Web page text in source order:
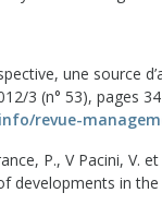
une source
3 (n° 53), pages
revue-
P., V Pacini, V.
developments in